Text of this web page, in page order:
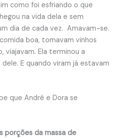
como foi esfriando o que
na vida dela e sem
dia de cada vez. Amavam-se.
boa, tomavam vinhos
viajavam. Ela terminou a
E quando viram já estavam
que André e Dora se
porções da massa de